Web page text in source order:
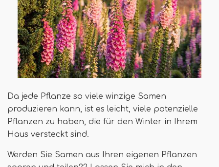
Da jede Pflanze so viele winzige Samen
produzieren kann, ist es leicht, viele potenzielle
Pflanzen zu haben, die für den Winter in Ihrem
Haus versteckt sind.
Werden Sie Samen aus Ihren eigenen Pflanzen